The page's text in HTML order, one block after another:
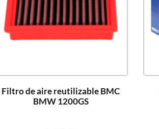
Filtro de aire reutilizable BMC
BMW 1200GS